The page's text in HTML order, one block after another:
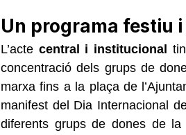
Un programa festiu
L’acte central i institucional
concentració dels grups de
marxa fins a la plaça de
manifest del Dia Internacional
diferents grups de dones de la